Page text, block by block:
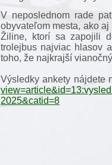
V neposlednom rade
obyvateľom mesta, ako
Žiline, ktorí sa zapojili
trolejbus najviac hlasov
toho, že najkrajší
Výsledky ankety nájdete
2025&catid=8